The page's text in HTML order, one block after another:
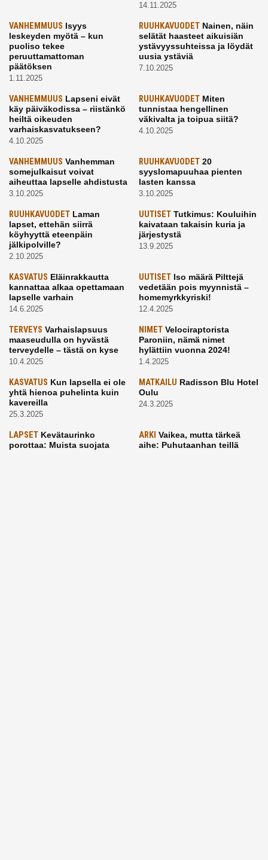
14.11.2025
VANHEMMUUS Isyys
leskeyden myötä – kun
puoliso tekee
peruuttamattoman
päätöksen
1.11.2025
RUUHKAVUODETNainen, näin
selätät haasteet aikuisiän
ystävyyssuhteissa ja löydät
uusia ystäviä
7.10.2025
VANHEMMUUS Lapseni eivät
käy päiväkodissa – riistänkö
heiltä oikeuden
varhaiskasvatukseen?
4.10.2025
RUUHKAVUODETMiten
tunnistaa hengellinen
väkivalta ja toipua siitä?
4.10.2025
VANHEMMUUS Vanhemman
somejulkaisut voivat
aiheuttaa lapselle ahdistusta
3.10.2025
RUUHKAVUODET20
syyslomapuuhaa pienten
lasten kanssa
3.10.2025
RUUHKAVUODET Laman
lapset, ettehän siirrä
köyhyyttä eteenpäin
jälkipolville?
2.10.2025
UUTISETTutkimus: Kouluihin
kaivataan takaisin kuria ja
järjestystä
13.9.2025
KASVATUS Eläinrakkautta
kannattaa alkaa opettamaan
lapselle varhain
14.6.2025
UUTISETIso määrä Pilttejä
vedetään pois myynnistä –
homemyrkkyriski!
12.4.2025
TERVEYS Varhaislapsuus
maaseudulla on hyvästä
terveydelle – tästä on kyse
10.4.2025
NIMETVelociraptorista
Paroniin, nämä nimet
hylättiin vuonna 2024!
1.4.2025
KASVATUS Kun lapsella ei ole
yhtä hienoa puhelinta kuin
kavereilla
25.3.2025
MATKAILU Radisson Blu Hotel
Oulu
24.3.2025
LAPSET Kevätaurinko
porottaa: Muista suojata
ARKI Vaikea, mutta tärkeä
aihe: Puhutaanhan teillä